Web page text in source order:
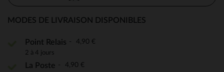
MODES DE LIVRAISON DISPONIBLES
Point Relais 4,90 €
2 à 4 jours
La Poste 4,90 €